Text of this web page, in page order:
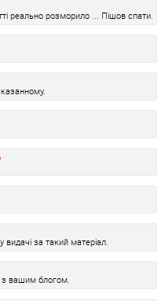
реально розморило ... Пішов спати.
за такий матеріал.
з вашим блогом.